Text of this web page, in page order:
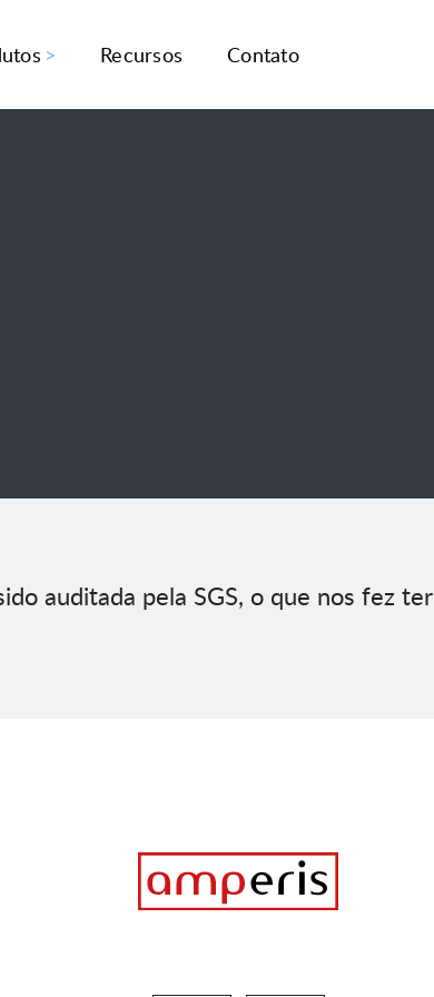
Recursos Contato
auditada pela SGS, o que nos fez ter